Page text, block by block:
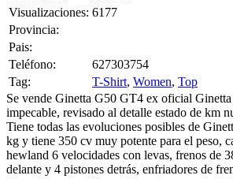
Provincia:
Pais:
Teléfono:
Tag:
T-Shirt,Women
Se vende Ginetta G50 GT4 ex oficial Ginetta
impecable, revisado al detalle estado de km
Tiene todas las evoluciones posibles de
kg y tiene 350 cv muy potente para el peso,
hewland 6 velocidades con levas, frenos de
delante y 4 pistones detrás, enfriadores de
direccion, caja, diferencial, motor y aceite.